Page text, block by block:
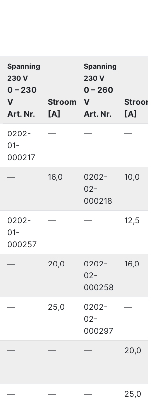
Spanning
230 V
0 – 230
V
Art. Nr.
Stroom
[A]
Spanning
230 V
0 – 260
V
Art. Nr.
Stroom
[A]
0202-
01-
000217
— — —
— 16,0
0202-
02-
000218
10,0
0202-
01-
000257
— — 12,5
— 20,0
0202-
02-
000258
16,0
— 25,0
0202-
02-
000297
—
— — — 20,0
— — — 25,0